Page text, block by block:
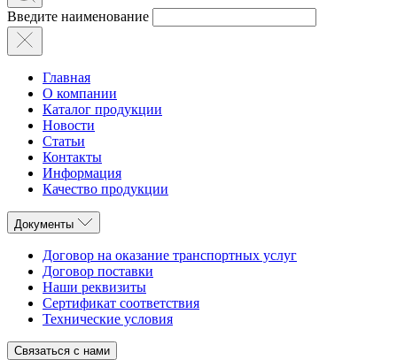
Введите наименование
Главная
О компании
Каталог продукции
Новости
Статьи
Контакты
Информация
Качество продукции
Документы
Договор на оказание транспортных услуг
Договор поставки
Наши реквизиты
Сертификат соответствия
Технические условия
Связаться с нами